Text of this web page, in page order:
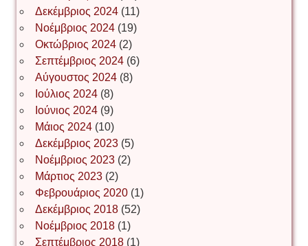
ΝΙΚΟΣ ΓΑΤΟΣ
Νίκος Λυγερός
Іван Буртик
Іван Наконечний
Δεκέμβριος 2024(11)
Νοέμβριος 2024(19)
Οκτώβριος 2024(2)
Σεπτέμβριος 2024(6)
Αύγουστος 2024(8)
Ιούλιος 2024(8)
Ιούνιος 2024(9)
Μάιος 2024(10)
Δεκέμβριος 2023(5)
Νοέμβριος 2023(2)
Μάρτιος 2023(2)
Φεβρουάριος 2020(1)
Δεκέμβριος 2018(52)
Νοέμβριος 2018(1)
Σεπτέμβριος 2018(1)